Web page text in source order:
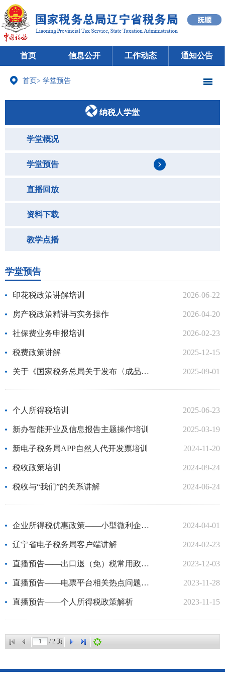
首页 信息公开 工作动态 通知公告
首页> 学堂预告
纳税人学堂
学堂概况
学堂预告
直播回放
资料下载
教学点播
学堂预告
2026-06-22
印花税政策讲解培训
2026-04-20
房产税政策精讲与实务操作
2026-02-23
社保费业务申报培训
2025-12-15
税费政策讲解
2025-09-01
关于《国家税务总局关于发布〈成品油涉税产品检测管理暂行办法〉的公告》的解读视...
2025-06-23
个人所得税培训
2025-03-19
新办智能开业及信息报告主题操作培训
2024-11-20
新电子税务局APP自然人代开发票培训
2024-09-24
税收政策培训
2024-06-24
税收与“我们”的关系讲解
2024-04-01
企业所得税优惠政策——小型微利企业讲解
2024-02-23
辽宁省电子税务局客户端讲解
2023-12-03
直播预告——出口退（免）税常用政策解读
2023-11-28
直播预告——电票平台相关热点问题讲解
2023-11-15
直播预告——个人所得税政策解析
/2 页